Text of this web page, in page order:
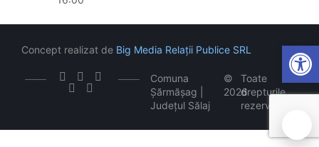
Comuna
Șărmășag |
Județul Sălaj
©
2026
Toate
drepturile
rezervate
Concept realizat de Big Media Relații Publice SRL